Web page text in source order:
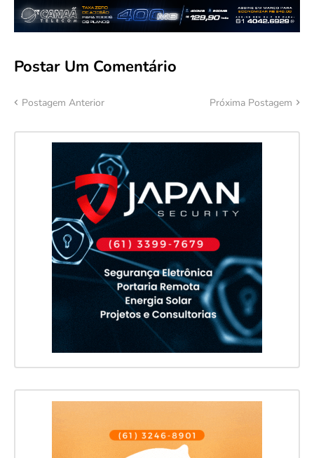
Postar Um Comentário
Postagem Anterior Próxima Postagem